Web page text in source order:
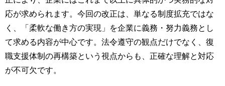
応が求められます。今回の改正は、単なる制度拡充ではな
く、「柔軟な働き方の実現」を企業に義務・努力義務とし
て求める内容が中心です。法令遵守の観点だけでなく、復
職支援体制の再構築という視点からも、正確な理解と対応
が不可欠です。